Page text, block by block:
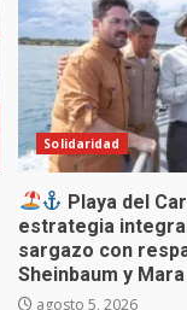
Solidaridad
Playa del
estrategia
sargazo con
Sheinbaum y
agosto 5, 2026